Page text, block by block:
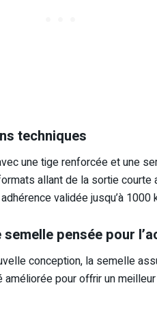
techniques
une tige renforcée et une
allant de la sortie courte
validée jusqu’à 1000
pensée pour
conception, la semelle
pour offrir un